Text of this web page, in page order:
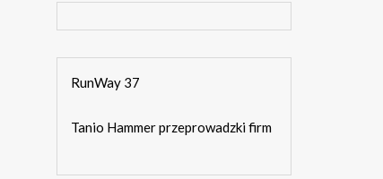
RunWay 37
Tanio Hammer przeprowadzki firm